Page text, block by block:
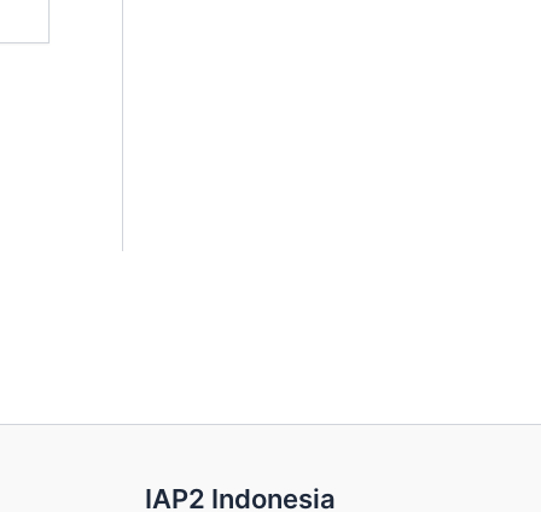
IAP2 Indonesia